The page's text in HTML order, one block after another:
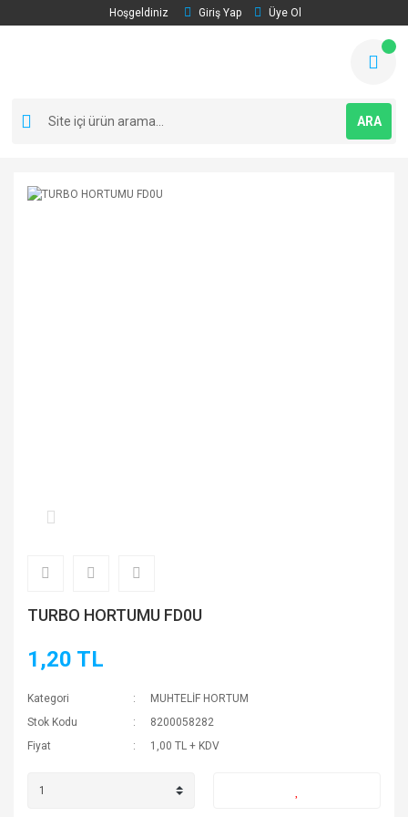
Hoşgeldiniz Giriş Yap Üye Ol
ARA
TURBO HORTUMU FD0U
1,20 TL
Kategori
MUHTELİF HORTUM
Stok Kodu
8200058282
Fiyat
1,00 TL + KDV